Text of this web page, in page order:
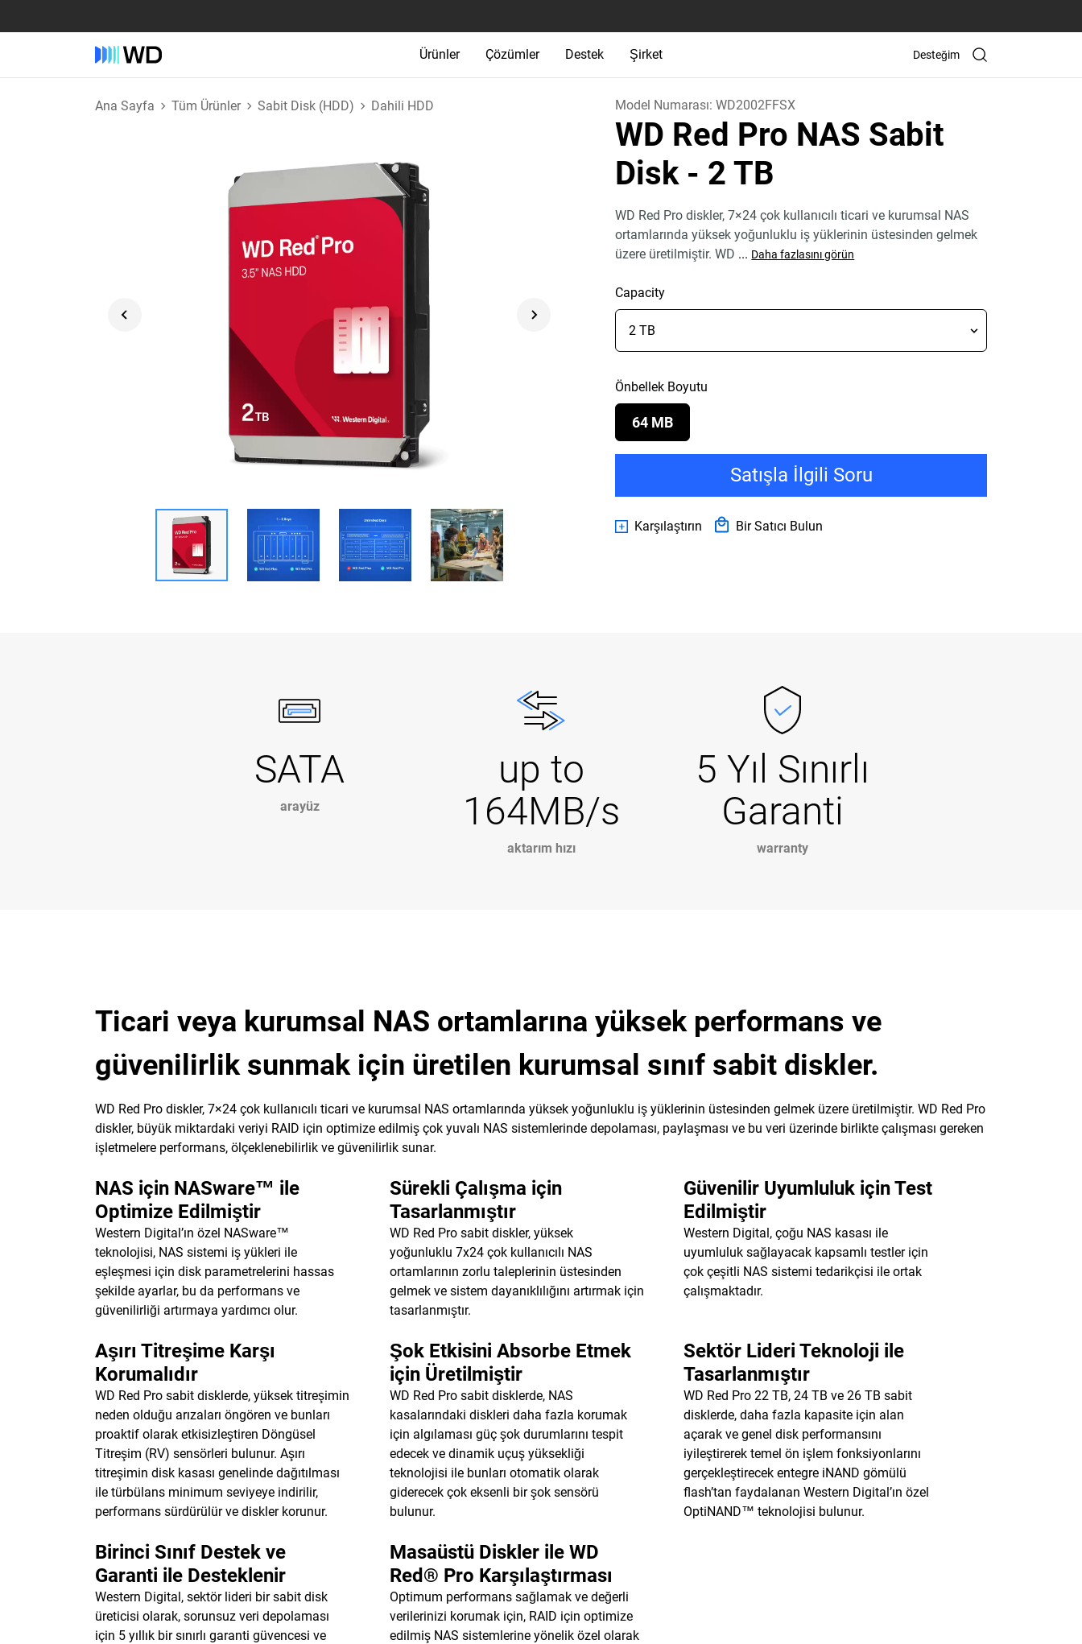
Ürünler Çözümler Destek Şirket Desteğim
Ana Sayfa Tüm Ürünler Sabit Disk (HDD) Dahili HDD Model Numarası:WD2002FFSX
WD Red Pro NAS Sabit
Disk - 2 TB
WD Red Pro diskler, 7×24 çok kullanıcılı ticari ve kurumsal NAS
ortamlarında yüksek yoğunluklu iş yüklerinin üstesinden gelmek
üzere üretilmiştir. WD ... Daha fazlasını görün
Capacity
Önbellek Boyutu
64 MB
Satışla İlgili Soru
Karşılaştırın Bir Satıcı Bulun
SATA
arayüz
up to
164MB/s
aktarım hızı
5 Yıl Sınırlı
Garanti
warranty
Ticari veya kurumsal NAS ortamlarına yüksek performans ve
güvenilirlik sunmak için üretilen kurumsal sınıf sabit diskler.
WD Red Pro diskler, 7×24 çok kullanıcılı ticari ve kurumsal NAS ortamlarında yüksek yoğunluklu iş yüklerinin üstesinden gelmek üzere üretilmiştir. WD Red Pro
diskler, büyük miktardaki veriyi RAID için optimize edilmiş çok yuvalı NAS sistemlerinde depolaması, paylaşması ve bu veri üzerinde birlikte çalışması gereken
işletmelere performans, ölçeklenebilirlik ve güvenilirlik sunar.
NAS için NASware™ ile
Optimize Edilmiştir
Western Digital’ın özel NASware™
teknolojisi, NAS sistemi iş yükleri ile
eşleşmesi için disk parametrelerini hassas
şekilde ayarlar, bu da performans ve
güvenilirliği artırmaya yardımcı olur.
Sürekli Çalışma için
Tasarlanmıştır
WD Red Pro sabit diskler, yüksek
yoğunluklu 7x24 çok kullanıcılı NAS
ortamlarının zorlu taleplerinin üstesinden
gelmek ve sistem dayanıklılığını artırmak için
tasarlanmıştır.
Güvenilir Uyumluluk için Test
Edilmiştir
Western Digital, çoğu NAS kasası ile
uyumluluk sağlayacak kapsamlı testler için
çok çeşitli NAS sistemi tedarikçisi ile ortak
çalışmaktadır.
Aşırı Titreşime Karşı
Korumalıdır
WD Red Pro sabit disklerde, yüksek titreşimin
neden olduğu arızaları öngören ve bunları
proaktif olarak etkisizleştiren Döngüsel
Titreşim (RV) sensörleri bulunur. Aşırı
titreşimin disk kasası genelinde dağıtılması
ile türbülans minimum seviyeye indirilir,
performans sürdürülür ve diskler korunur.
Şok Etkisini Absorbe Etmek
için Üretilmiştir
WD Red Pro sabit disklerde, NAS
kasalarındaki diskleri daha fazla korumak
için algılaması güç şok durumlarını tespit
edecek ve dinamik uçuş yüksekliği
teknolojisi ile bunları otomatik olarak
giderecek çok eksenli bir şok sensörü
bulunur.
Sektör Lideri Teknoloji ile
Tasarlanmıştır
WD Red Pro 22 TB, 24 TB ve 26 TB sabit
disklerde, daha fazla kapasite için alan
açarak ve genel disk performansını
iyileştirerek temel ön işlem fonksiyonlarını
gerçekleştirecek entegre iNAND gömülü
flash’tan faydalanan Western Digital’ın özel
OptiNAND™ teknolojisi bulunur.
Birinci Sınıf Destek ve
Garanti ile Desteklenir
Western Digital, sektör lideri bir sabit disk
üreticisi olarak, sorunsuz veri depolaması
için 5 yıllık bir sınırlı garanti güvencesi ve
Masaüstü Diskler ile WD
Red® Pro Karşılaştırması
Optimum performans sağlamak ve değerli
verilerinizi korumak için, RAID için optimize
edilmiş NAS sistemlerine yönelik özel olarak